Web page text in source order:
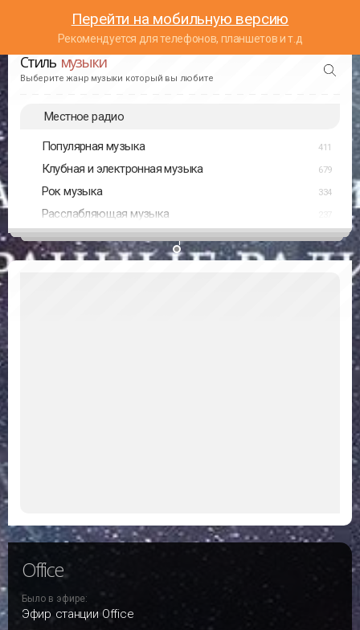
Перейти на мобильную версию
Рекомендуется для телефонов, планшетов и т.д
Стиль музыки
Выберите жанр музыки который вы любите
Местное радио
Популярная музыка 411
Клубная и электронная музыка 679
Рок музыка 334
Расслабляющая музыка
Office
Было в эфире:
Эфир станции Office